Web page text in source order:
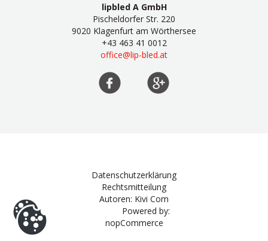
lipbled A GmbH
Pischeldorfer Str. 220
9020 Klagenfurt am Wörthersee
+43 463 41 0012
office@lip-bled.at
Datenschutzerklärung
Rechtsmitteilung
Autoren: Kivi Com
Powered by:
nopCommerce